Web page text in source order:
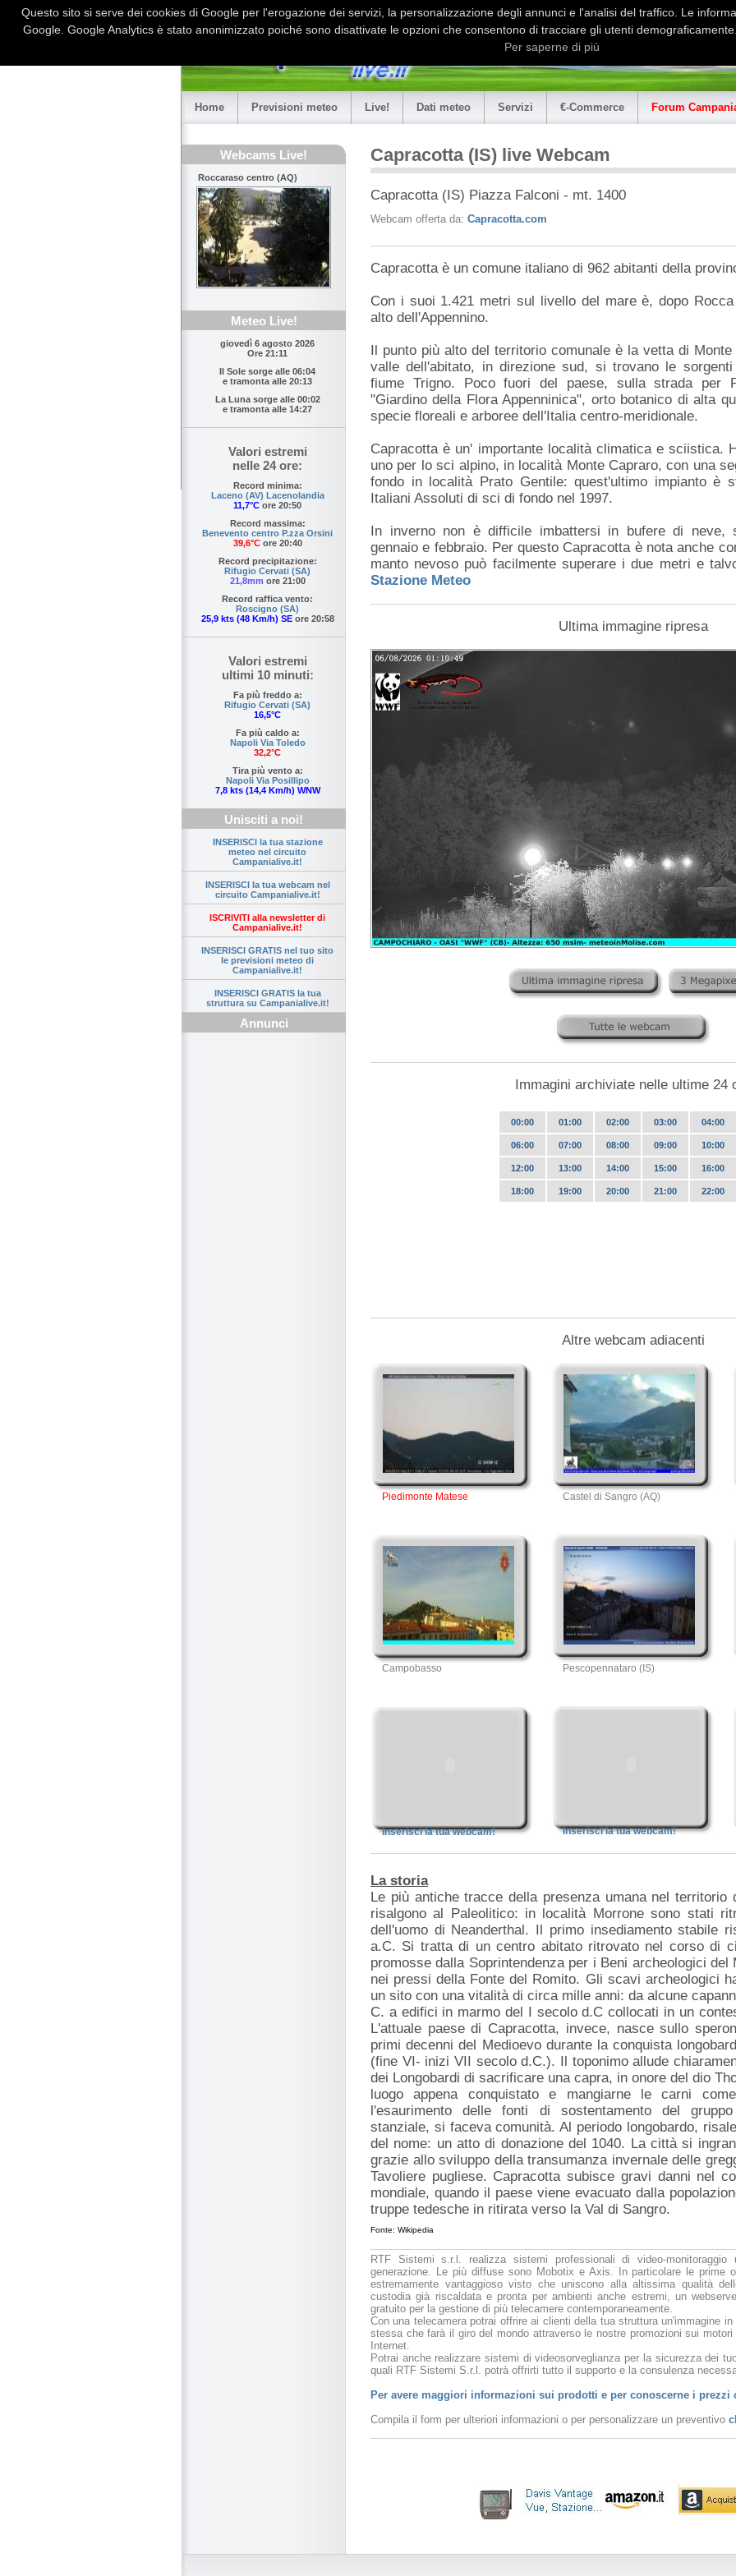
Home Previsioni meteo Live! Dati meteo Servizi €-Commerce Forum
Webcams Live!
Roccaraso centro (AQ)
Meteo Live!
giovedì 6 agosto 2026
Ore 21:11
Il Sole sorge alle 06:04
e tramonta alle 20:13
La Luna sorge alle 00:02
e tramonta alle 14:27
Valori estremi
nelle 24 ore:
Record minima:
Laceno (AV) Lacenolandia
11,7°C ore 20:50
Record massima:
Benevento centro P.zza Orsini
39,6°Core 20:40
Record precipitazione:
Rifugio Cervati (SA)
21,8mm ore 21:00
Record raffica vento:
Roscigno (SA)
25,9 kts (48 Km/h) SEore 20:58
Valori estremi
ultimi 10 minuti:
Fa più freddo a:
Rifugio Cervati (SA)
16,5°C
Fa più caldo a:
Napoli Via Toledo
32,2°C
Tira più vento a:
Napoli Via Posillipo
7,8 kts (14,4 Km/h) WNW
Unisciti a noi!
INSERISCI la tua stazione
meteo nel circuito
Campanialive.it!
INSERISCI la tua webcam nel
circuito Campanialive.it!
ISCRIVITI alla newsletter di
Campanialive.it!
INSERISCI GRATIS nel tuo sito
le previsioni meteo di
Campanialive.it!
INSERISCI GRATIS la tua
struttura su Campanialive.it!
Annunci
Capracotta (IS) live Webcam
Capracotta (IS) Piazza Falconi - mt. 1400
Webcam offerta da: Capracotta.com
Capracotta è un comune italiano di 962 abitanti della
Con i suoi 1.421 metri sul livello del mare è, dopo
alto dell'Appennino.
Il punto più alto del territorio comunale è la vetta di
valle dell'abitato, in direzione sud, si trovano le
fiume Trigno. Poco fuori del paese, sulla strada per
"Giardino della Flora Appenninica", orto botanico di alta
specie floreali e arboree dell'Italia centro-meridionale.
Capracotta è un' importante località climatica e sciistica.
uno per lo sci alpino, in località Monte Capraro, con una
fondo in località Prato Gentile: quest'ultimo impianto è
Italiani Assoluti di sci di fondo nel 1997.
In inverno non è difficile imbattersi in bufere di neve,
gennaio e febbraio. Per questo Capracotta è nota anche
manto nevoso può facilmente superare i due metri e
Stazione Meteo
Ultima immagine ripresa
Immagini archiviate nelle ultime 24
00:00 01:00 02:00 03:00 04:00
06:00 07:00 08:00 09:00 10:00
12:00 13:00 14:00 15:00 16:00
18:00 19:00 20:00 21:00 22:00
Altre webcam adiacenti
Piedimonte Matese Castel di Sangro (AQ)
Campobasso Pescopennataro (IS)
Inserisci la tua webcam! Inserisci la tua webcam!
La storia
Le più antiche tracce della presenza umana nel territorio
risalgono al Paleolitico: in località Morrone sono stati
dell'uomo di Neanderthal. Il primo insediamento stabile
a.C. Si tratta di un centro abitato ritrovato nel corso di
promosse dalla Soprintendenza per i Beni archeologici
nei pressi della Fonte del Romito. Gli scavi archeologici
un sito con una vitalità di circa mille anni: da alcune
C. a edifici in marmo del I secolo d.C collocati in un
L'attuale paese di Capracotta, invece, nasce sullo
primi decenni del Medioevo durante la conquista
(fine VI- inizi VII secolo d.C.). Il toponimo allude
dei Longobardi di sacrificare una capra, in onore del dio
luogo appena conquistato e mangiarne le carni
l'esaurimento delle fonti di sostentamento del
stanziale, si faceva comunità. Al periodo longobardo,
del nome: un atto di donazione del 1040. La città si
grazie allo sviluppo della transumanza invernale delle
Tavoliere pugliese. Capracotta subisce gravi danni nel
mondiale, quando il paese viene evacuato dalla
truppe tedesche in ritirata verso la Val di Sangro.
Fonte: Wikipedia
RTF Sistemi s.r.l. realizza sistemi professionali di video-monitoraggio
generazione. Le più diffuse sono Mobotix e Axis. In particolare le prime
estremamente vantaggioso visto che uniscono alla altissima qualità
custodia già riscaldata e pronta per ambienti anche estremi, un
gratuito per la gestione di più telecamere contemporaneamente.
Con una telecamera potrai offrire ai clienti della tua struttura un'immagine
stessa che farà il giro del mondo attraverso le nostre promozioni sui
Internet.
Potrai anche realizzare sistemi di videosorveglianza per la sicurezza dei
quali RTF Sistemi S.r.l. potrà offrirti tutto il supporto e la consulenza
Per avere maggiori informazioni sui prodotti e per conoscerne i prezzi
Compila il form per ulteriori informazioni o per personalizzare un preventivo
Questo sito si serve dei cookies di Google per l'erogazione dei servizi, la personalizzazione degli annunci e l'analisi del traffico. Le
Google. Google Analytics è stato anonimizzato poiché sono disattivate le opzioni che consentono di tracciare gli utenti
Per saperne di più